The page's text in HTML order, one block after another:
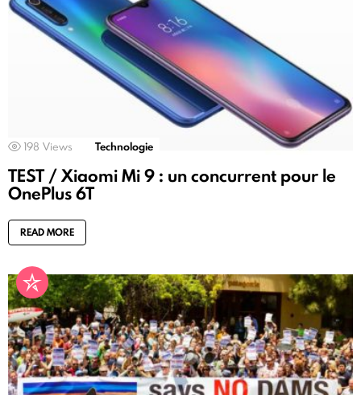
198 Views Technologie
TEST / Xiaomi Mi 9 : un concurrent pour le
OnePlus 6T
READ MORE